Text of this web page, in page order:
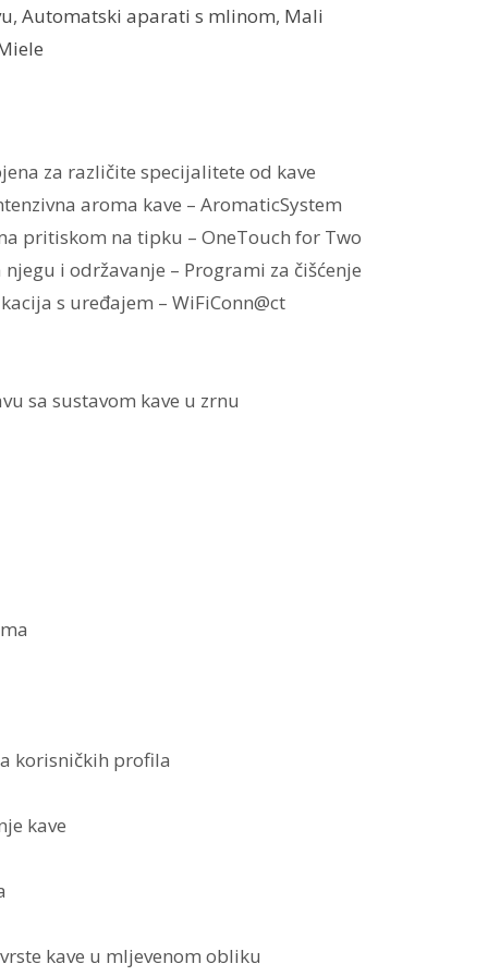
, Automatski aparati s mlinom, Mali
za različite specijalitete od kave
aroma kave – AromaticSystem
pritiskom na tipku – OneTouch for Two
i održavanje – Programi za čišćenje
s uređajem – WiFiConn@ct
sa sustavom kave u zrnu
korisničkih profila
kave
kave u mljevenom obliku